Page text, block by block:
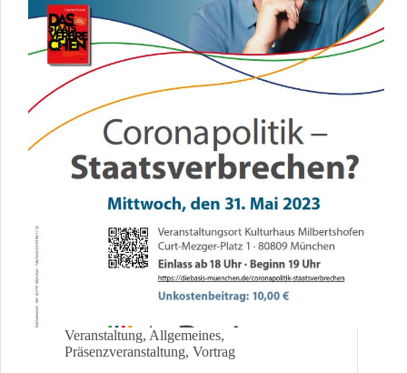
Veranstaltung, Allgemeines,
Präsenzveranstaltung, Vortrag